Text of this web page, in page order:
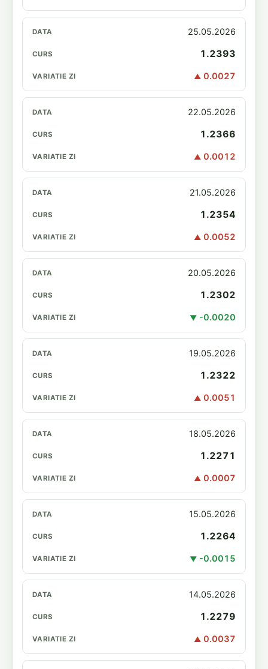
25.05.2026
1.2393
▲ 0.0027
22.05.2026
1.2366
▲ 0.0012
21.05.2026
1.2354
▲ 0.0052
20.05.2026
1.2302
▼ -0.0020
19.05.2026
1.2322
▲ 0.0051
18.05.2026
1.2271
▲ 0.0007
15.05.2026
1.2264
▼ -0.0015
14.05.2026
1.2279
▲ 0.0037